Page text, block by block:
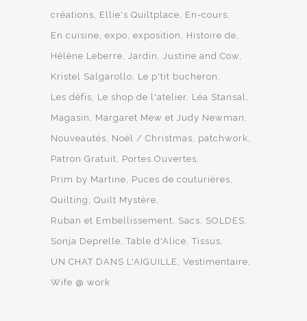
créations
Ellie's Quiltplace
En-cours
En cuisine expo exposition
Histoire de
Hélène Leberre Jardin
Justine and Cow
Kristel Salgarollo
Le p'tit bucheron
Les défis
Le shop de l'atelier Léa Stansal
Magasin
Margaret Mew et Judy Newman
Nouveautés
Noël / Christmas
patchwork
Patron Gratuit
Portes Ouvertes
Prim by Martine
Puces de couturières
Quilting
Quilt Mystère
Ruban et Embellissement
Sacs
SOLDES
Sonja Deprelle Table d'Alice Tissus
UN CHAT DANS L'AIGUILLE Vestimentaire
Wife @ work